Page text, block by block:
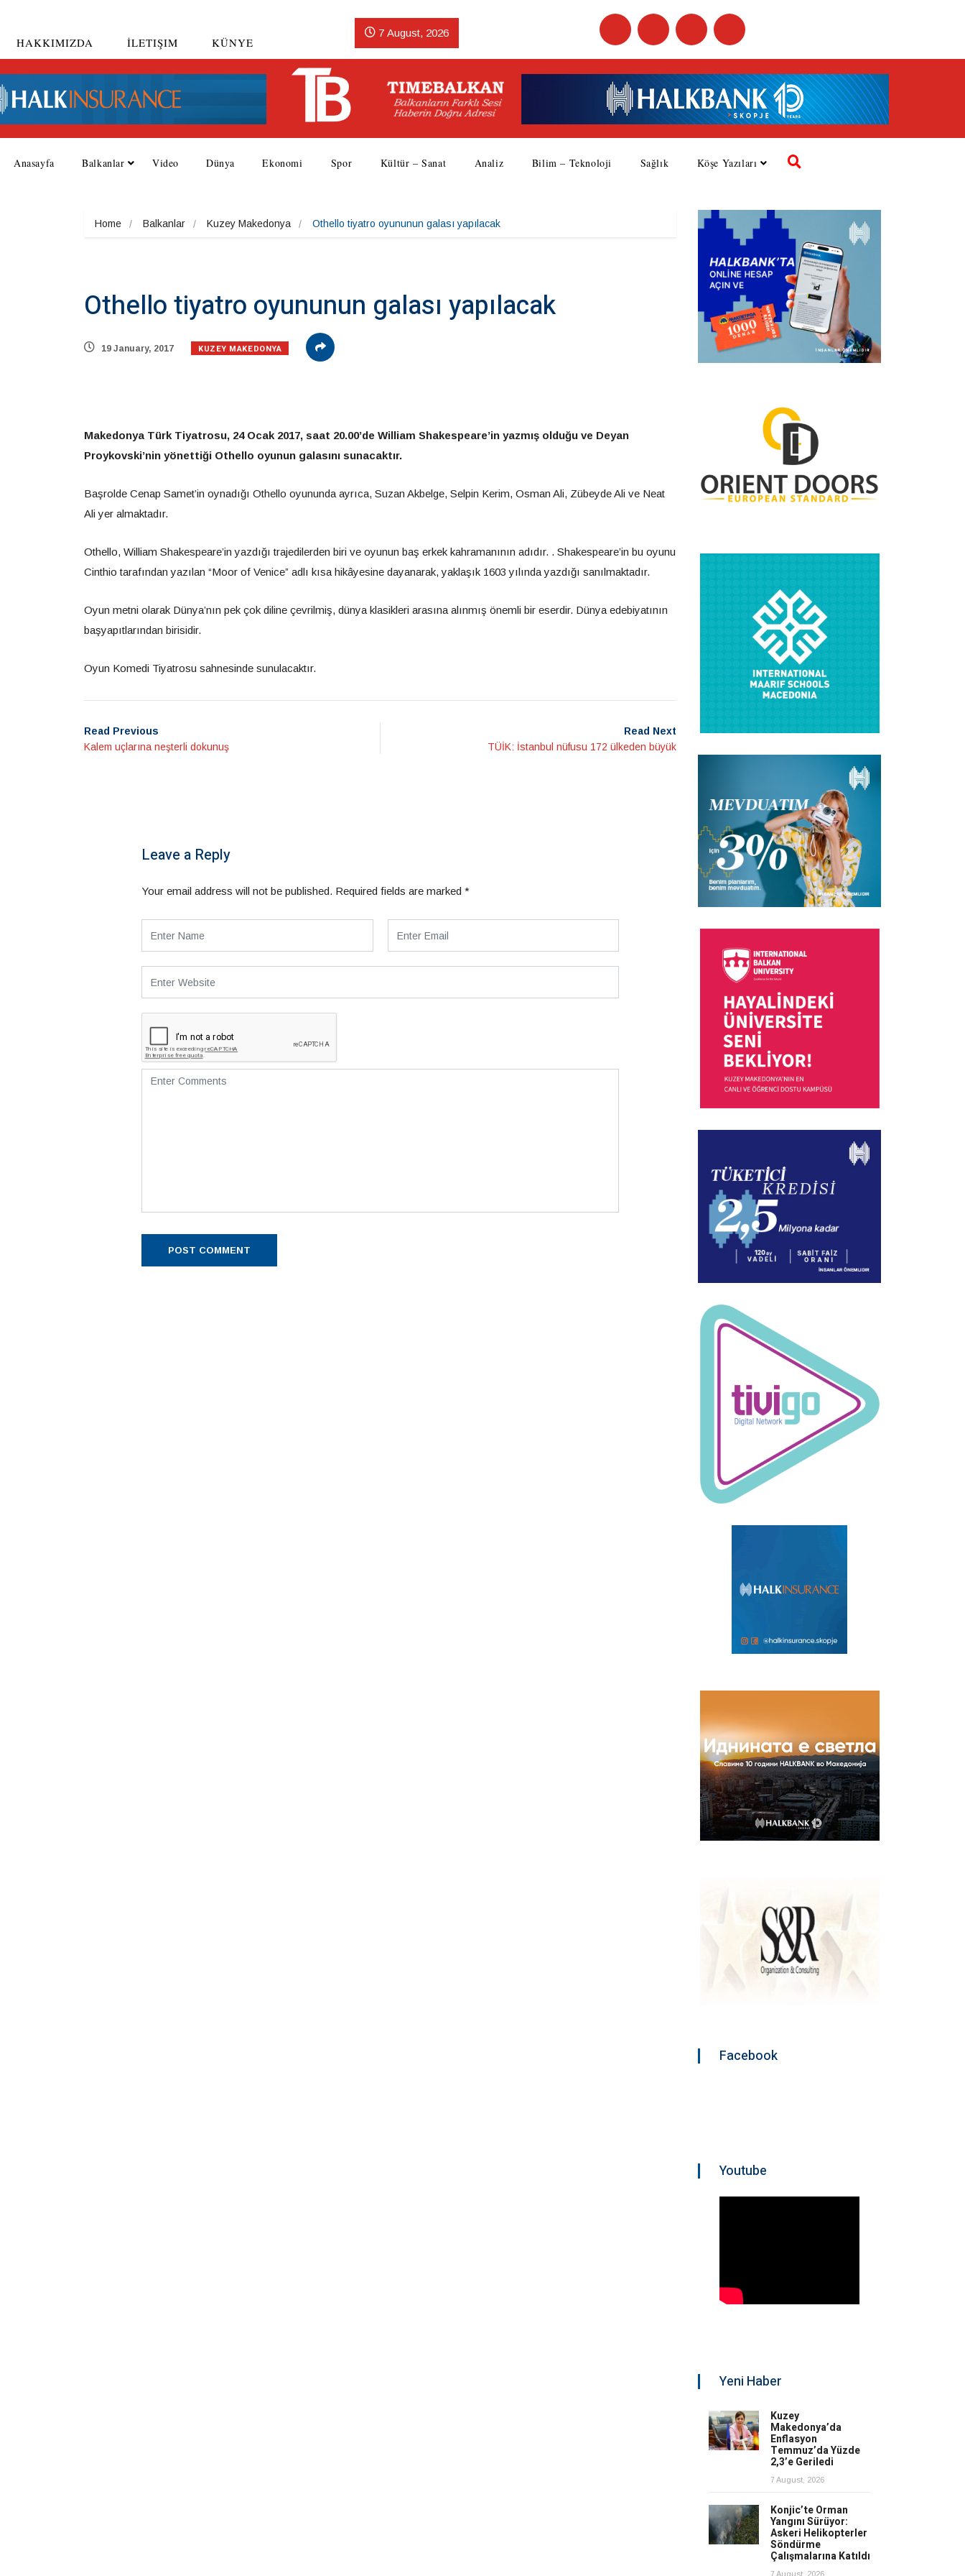
HAKKIMIZDA İLETIŞIM KÜNYE
7 August, 2026
Anasayfa Balkanlar Video Dünya Ekonomi Spor Kültür – Sanat Analiz Bilim – Teknoloji Sağlık Köşe Yazıları
Home Balkanlar Kuzey Makedonya Othello tiyatro oyununun galası yapılacak
Othello tiyatro oyununun galası yapılacak
19 January, 2017 KUZEY MAKEDONYA
Makedonya Türk Tiyatrosu, 24 Ocak 2017, saat 20.00’de William Shakespeare’in yazmış olduğu ve Deyan
Proykovski’nin yönettiği Othello oyunun galasını sunacaktır.
Başrolde Cenap Samet’in oynadığı Othello oyununda ayrıca, Suzan Akbelge, Selpin Kerim, Osman Ali, Zübeyde Ali ve Neat
Ali yer almaktadır.
Othello, William Shakespeare’in yazdığı trajedilerden biri ve oyunun baş erkek kahramanının adıdır. . Shakespeare’in bu oyunu
Cinthio tarafından yazılan “Moor of Venice” adlı kısa hikâyesine dayanarak, yaklaşık 1603 yılında yazdığı sanılmaktadır.
Oyun metni olarak Dünya’nın pek çok diline çevrilmiş, dünya klasikleri arasına alınmış önemli bir eserdir. Dünya edebiyatının
başyapıtlarından birisidir.
Oyun Komedi Tiyatrosu sahnesinde sunulacaktır.
Read Previous
Kalem uçlarına neşterli dokunuş
Read Next
TÜİK: İstanbul nüfusu 172 ülkeden büyük
Leave a Reply
Your email address will not be published. Required fields are marked *
Facebook
Youtube
Yeni Haber
Kuzey
Makedonya’da
Enflasyon
Temmuz’da Yüzde
2,3’e Geriledi
7 August, 2026
Konjic’te Orman
Yangını Sürüyor:
Askeri Helikopterler
Söndürme
Çalışmalarına Katıldı
7 August, 2026